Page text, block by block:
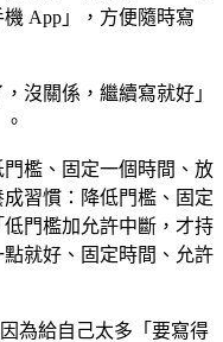
App」，方便隨時寫
沒關係，繼續寫就好」
檻、固定一個時間、放
習慣：降低門檻、固定
門檻加允許中斷，才持
就好、固定時間、允許
為給自己太多「要寫得